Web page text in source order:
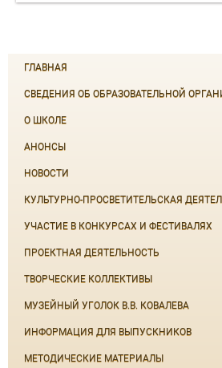
ГЛАВНАЯ
СВЕДЕНИЯ ОБ ОБРАЗОВАТЕЛЬНОЙ
О ШКОЛЕ
АНОНСЫ
НОВОСТИ
КУЛЬТУРНО-ПРОСВЕТИТЕЛЬСКАЯ
УЧАСТИЕ В КОНКУРСАХ И ФЕСТИВАЛЯХ
ПРОЕКТНАЯ ДЕЯТЕЛЬНОСТЬ
ТВОРЧЕСКИЕ КОЛЛЕКТИВЫ
МУЗЕЙНЫЙ УГОЛОК В.В. КОВАЛЕВА
ИНФОРМАЦИЯ ДЛЯ ВЫПУСКНИКОВ
МЕТОДИЧЕСКИЕ МАТЕРИАЛЫ